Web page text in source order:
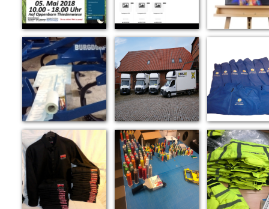
• Logo Entwicklung und alles von A wie
Zeitschriften!
• Marketingbanner ab 20 x 20cm bis 3 x 10
• Plakate XXXXL bin 72 Std Lieferbar
• Prof. Fotoshooting und Imagefilme gern auf
• Rollups auch als Einzelanfertig
• Streuartikel und jegliches Werbematerial
• Visitenkarten
Lassen Sie sich von einigen Beispielen